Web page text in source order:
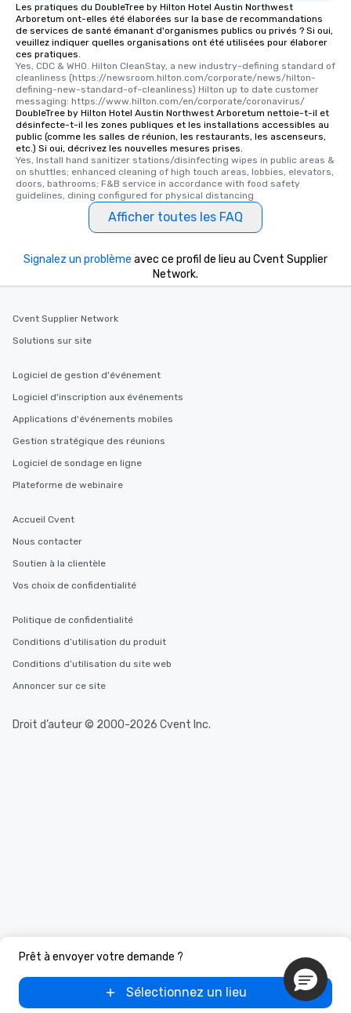
Les pratiques du DoubleTree by Hilton Hotel Austin Northwest
Arboretum ont-elles été élaborées sur la base de recommandations
de services de santé émanant d'organismes publics ou privés ? Si oui,
veuillez indiquer quelles organisations ont été utilisées pour élaborer
ces pratiques.
Yes, CDC & WHO. Hilton CleanStay, a new industry-defining standard of
cleanliness (https://newsroom.hilton.com/corporate/news/hilton-
defining-new-standard-of-cleanliness) Hilton up to date customer
messaging: https://www.hilton.com/en/corporate/coronavirus/
DoubleTree by Hilton Hotel Austin Northwest Arboretum nettoie-t-il et
désinfecte-t-il les zones publiques et les installations accessibles au
public (comme les salles de réunion, les restaurants, les ascenseurs,
etc.) Si oui, décrivez les nouvelles mesures prises.
Yes, Install hand sanitizer stations/disinfecting wipes in public areas &
on shuttles; enhanced cleaning of high touch areas, lobbies, elevators,
doors, bathrooms; F&B service in accordance with food safety
guidelines, dining configured for physical distancing
Afficher toutes les FAQ
Prêt à envoyer votre demande ?
Sélectionnez un lieu
Signalez un problème avec ce profil de lieu au Cvent Supplier
Network.
Cvent Supplier Network
Solutions sur site
Logiciel de gestion d'événement
Logiciel d'inscription aux événements
Applications d'événements mobiles
Gestion stratégique des réunions
Logiciel de sondage en ligne
Plateforme de webinaire
Accueil Cvent
Nous contacter
Soutien à la clientèle
Vos choix de confidentialité
Politique de confidentialité
Conditions d’utilisation du produit
Conditions d’utilisation du site web
Annoncer sur ce site
Droit d’auteur © 2000-2026 Cvent Inc.